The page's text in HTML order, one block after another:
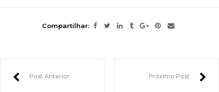
Compartilhar:
Post Anterior Próximo Post